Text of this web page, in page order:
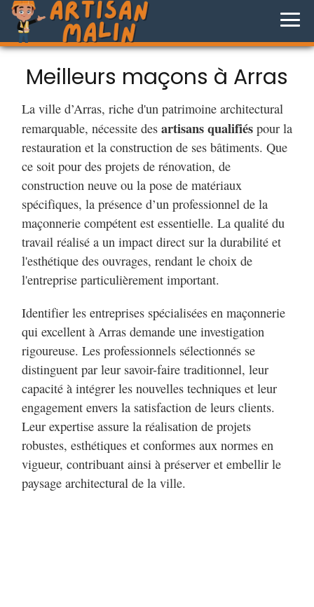
Meilleurs maçons à Arras
La ville d’Arras, riche d'un patrimoine architectural
remarquable, nécessite des artisans qualifiés pour la
restauration et la construction de ses bâtiments. Que
ce soit pour des projets de rénovation, de
construction neuve ou la pose de matériaux
spécifiques, la présence d’un professionnel de la
maçonnerie compétent est essentielle. La qualité du
travail réalisé a un impact direct sur la durabilité et
l'esthétique des ouvrages, rendant le choix de
l'entreprise particulièrement important.
Identifier les entreprises spécialisées en maçonnerie
qui excellent à Arras demande une investigation
rigoureuse. Les professionnels sélectionnés se
distinguent par leur savoir-faire traditionnel, leur
capacité à intégrer les nouvelles techniques et leur
engagement envers la satisfaction de leurs clients.
Leur expertise assure la réalisation de projets
robustes, esthétiques et conformes aux normes en
vigueur, contribuant ainsi à préserver et embellir le
paysage architectural de la ville.